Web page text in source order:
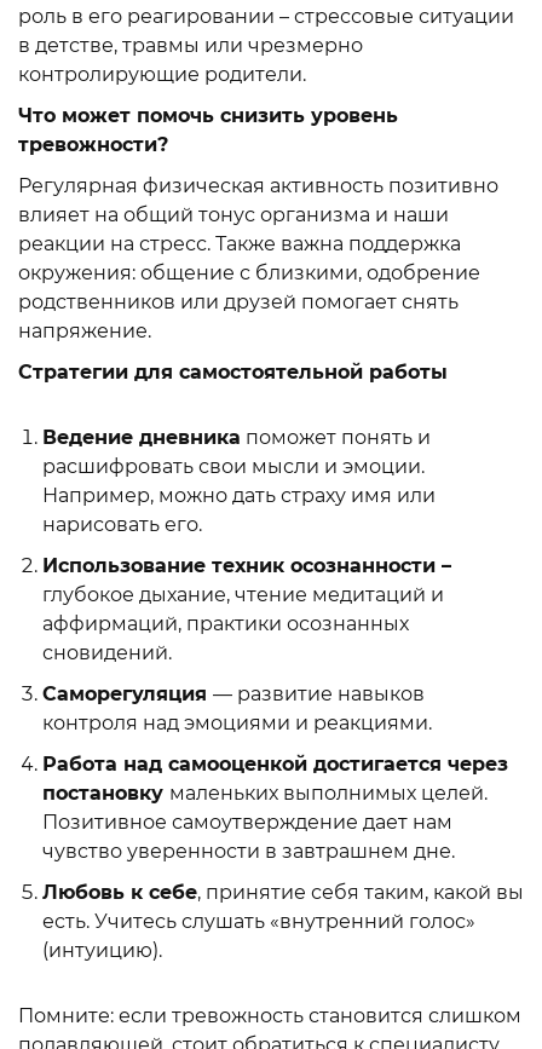
роль в его реагировании – стрессовые ситуации
в детстве, травмы или чрезмерно
контролирующие родители.
Что может помочь снизить уровень
тревожности?
Регулярная физическая активность позитивно
влияет на общий тонус организма и наши
реакции на стресс. Также важна поддержка
окружения: общение с близкими, одобрение
родственников или друзей помогает снять
напряжение.
Стратегии для самостоятельной работы
Ведение дневника поможет понять и
расшифровать свои мысли и эмоции.
Например, можно дать страху имя или
нарисовать его.
Использование техник осознанности –
глубокое дыхание, чтение медитаций и
аффирмаций, практики осознанных
сновидений.
Саморегуляция — развитие навыков
контроля над эмоциями и реакциями.
Работа над самооценкой достигается через
постановку маленьких выполнимых целей.
Позитивное самоутверждение дает нам
чувство уверенности в завтрашнем дне.
Любовь к себе, принятие себя таким, какой вы
есть. Учитесь слушать «внутренний голос»
(интуицию).
Помните: если тревожность становится слишком